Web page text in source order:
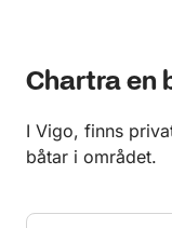
Chartra en
I Vigo, finns
båtar i området.